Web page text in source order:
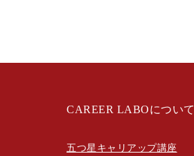
CAREER LABOについて
五つ星キャリアップ講座